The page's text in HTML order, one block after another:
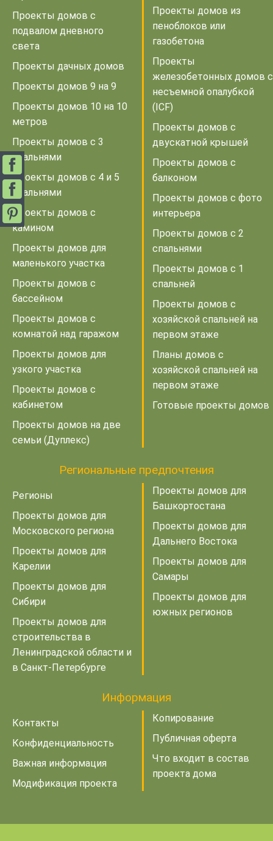
Проекты домов с
подвалом дневного
света
Проекты дачных домов
Проекты домов 9 на 9
Проекты домов 10 на 10
метров
Проекты домов с 3
спальнями
Проекты домов с 4 и 5
спальнями
Проекты домов с
камином
Проекты домов для
маленького участка
Проекты домов с
бассейном
Проекты домов с
комнатой над гаражом
Проекты домов для
узкого участка
Проекты домов с
кабинетом
Проекты домов на две
семьи (Дуплекс)
Проекты домов из
пеноблоков или
газобетона
Проекты
железобетонных домов с
несъемной опалубкой
(ICF)
Проекты домов с
двускатной крышей
Проекты домов с
балконом
Проекты домов с фото
интерьера
Проекты домов с 2
спальнями
Проекты домов с 1
спальней
Проекты домов с
хозяйской спальней на
первом этаже
Планы домов с
хозяйской спальней на
первом этаже
Готовые проекты домов
Региональные предпочтения
Регионы
Проекты домов для
Московского региона
Проекты домов для
Карелии
Проекты домов для
Сибири
Проекты домов для
строительства в
Ленинградской области и
в Санкт-Петербурге
Проекты домов для
Башкортостана
Проекты домов для
Дальнего Востока
Проекты домов для
Самары
Проекты домов для
южных регионов
Информация
Контакты
Конфиденциальность
Важная информация
Модификация проекта
Копирование
Публичная оферта
Что входит в состав
проекта дома